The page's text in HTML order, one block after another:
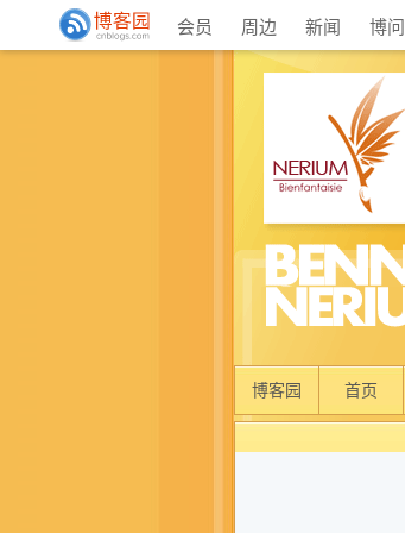
会员 周边 新闻 博问
博客园 首页